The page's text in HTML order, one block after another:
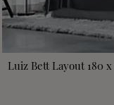
Luiz Bett Layout 180